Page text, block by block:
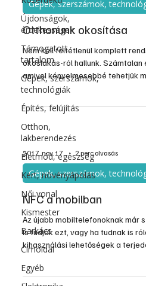
Újdonságok,
érdekességek
Támogatott
tartalom
Gépek, szerszámok,
technológiák
Építés, felújítás
Otthon,
lakberendezés
Életmód, egészség
Kert, növényápolás
Női vonal
Kismester
Barkács
Címoldal
Egyéb
Gépek, szerszámok,
Otthonunk okosítása
Nem kell feltétlenül komplett
okoslakás-ról hallunk. Számtalan
amivel kényelmesebbé tehetjük
átalakítás nélkül modernizálhatjuk
2017. nov. 17. 2 perc olvasás
Gépek, szerszámok,
NFC a mobilban
Az újabb mobiltelefonoknak már
is tudják ezt, vagy ha tudnak is
kihasználási lehetőségek a